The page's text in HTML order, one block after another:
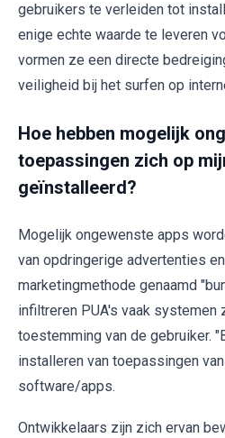
gebruikers te verleiden tot
enige echte waarde te leveren
vormen ze een directe
veiligheid bij het surfen op
Hoe hebben mogelijk
toepassingen zich op
geïnstalleerd?
Mogelijk ongewenste apps
van opdringerige advertenties
marketingmethode genaamd
infiltreren PUA's vaak systemen
toestemming van de gebruiker.
installeren van toepassingen
software/apps.
Ontwikkelaars zijn zich ervan